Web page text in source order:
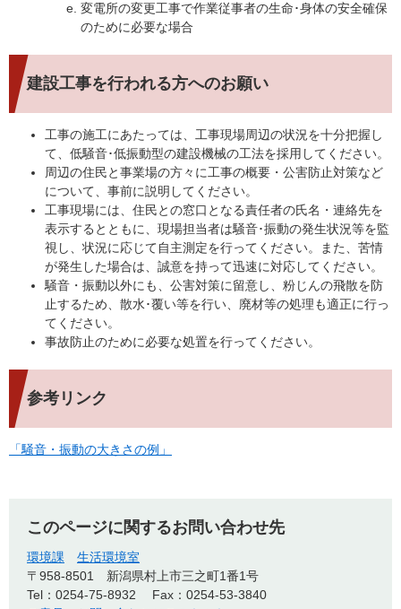
変電所の変更工事で作業従事者の生命･身体の安全確保
のために必要な場合
建設工事を行われる方へのお願い
工事の施工にあたっては、工事現場周辺の状況を十分把握し
て、低騒音･低振動型の建設機械の工法を採用してください。
周辺の住民と事業場の方々に工事の概要・公害防止対策など
について、事前に説明してください。
工事現場には、住民との窓口となる責任者の氏名・連絡先を
表示するとともに、現場担当者は騒音･振動の発生状況等を監
視し、状況に応じて自主測定を行ってください。また、苦情
が発生した場合は、誠意を持って迅速に対応してください。
騒音・振動以外にも、公害対策に留意し、粉じんの飛散を防
止するため、散水･覆い等を行い、廃材等の処理も適正に行っ
てください。
事故防止のために必要な処置を行ってください。
参考リンク
「騒音・振動の大きさの例」
このページに関するお問い合わせ先
環境課
生活環境室
〒958-8501
新潟県村上市三之町1番1号
Tel：0254-75-8932
Fax：0254-53-3840